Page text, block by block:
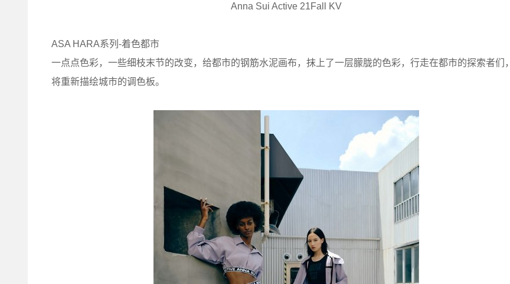
Anna Sui Active 21Fall KV
ASA HARA系列-着色都市
一点点色彩，一些细枝末节的改变，给都市的钢筋水泥画布，抹上了一层朦胧的色彩，行走在都市的探索者们，
将重新描绘城市的调色板。